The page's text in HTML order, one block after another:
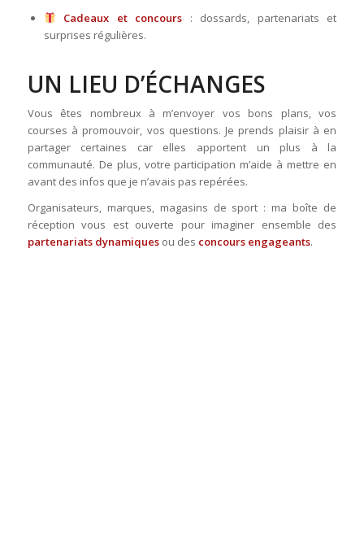
Cadeaux et concours : dossards, partenariats et
surprises régulières.
UN LIEU D’ÉCHANGES
Vous êtes nombreux à m’envoyer vos bons plans, vos
courses à promouvoir, vos questions. Je prends plaisir à en
partager certaines car elles apportent un plus à la
communauté. De plus, votre participation m’aide à mettre en
avant des infos que je n’avais pas repérées.
Organisateurs, marques, magasins de sport : ma boîte de
réception vous est ouverte pour imaginer ensemble des
partenariats dynamiquesou des concours engageants.